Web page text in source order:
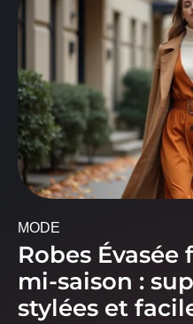
MODE
Robes
mi-saison :
stylées et